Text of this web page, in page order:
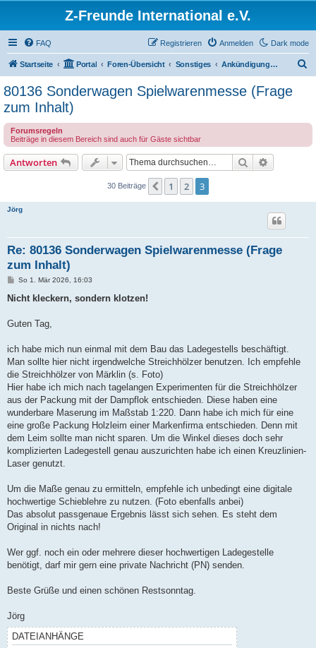
Z-Freunde International e.V.
Dark mode
FAQ Anmelden
Registrieren
Startseite Portal Foren-Übersicht Sonstiges Ankündigungen und Neuigkeiten
80136 Sonderwagen Spielwarenmesse (Frage
zum Inhalt)
Forumsregeln
Beiträge in diesem Bereich sind auch für Gäste sichtbar
Antworten Suche
30 Beiträge Vorherige
1 2 3
Jörg
Re: 80136 Sonderwagen Spielwarenmesse (Frage
zum Inhalt)
B
i
a
So 1. Mär 2026, 16:03
Nicht kleckern, sondern klotzen!
Guten Tag,
ich habe mich nun einmal mit dem Bau das Ladegestells beschäftigt.
Man sollte hier nicht irgendwelche Streichhölzer benutzen. Ich empfehle
die Streichhölzer von Märklin (s. Foto)
Hier habe ich mich nach tagelangen Experimenten für die Streichhölzer
aus der Packung mit der Dampflok entschieden. Diese haben eine
wunderbare Maserung im Maßstab 1:220. Dann habe ich mich für eine
eine große Packung Holzleim einer Markenfirma entschieden. Denn mit
dem Leim sollte man nicht sparen. Um die Winkel dieses doch sehr
komplizierten Ladegestell genau auszurichten habe ich einen Kreuzlinien-
Laser genutzt.
Um die Maße genau zu ermitteln, empfehle ich unbedingt eine digitale
hochwertige Schieblehre zu nutzen. (Foto ebenfalls anbei)
Das absolut passgenaue Ergebnis lässt sich sehen. Es steht dem
Original in nichts nach!
Wer ggf. noch ein oder mehrere dieser hochwertigen Ladegestelle
benötigt, darf mir gern eine private Nachricht (PN) senden.
Beste Grüße und einen schönen Restsonntag.
Jörg
DATEIANHÄNGE